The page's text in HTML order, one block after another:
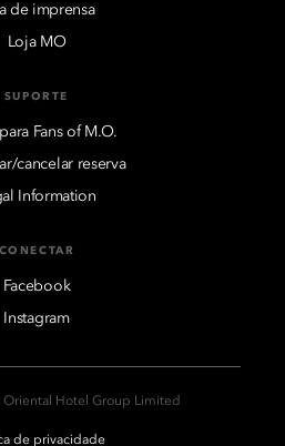
de imprensa
Loja MO
SUPORTE
Fans of M.O.
cancelar reserva
Information
CONECTAR
Facebook
Instagram
Hotel Group Limited
de privacidade